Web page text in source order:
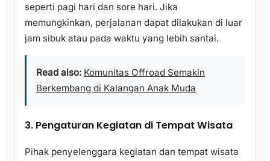
seperti pagi hari dan sore hari. Jika
memungkinkan, perjalanan dapat dilakukan di luar
jam sibuk atau pada waktu yang lebih santai.
Read also: Komunitas Offroad Semakin
Berkembang di Kalangan Anak Muda
3. Pengaturan Kegiatan di Tempat Wisata
Pihak penyelenggara kegiatan dan tempat wisata